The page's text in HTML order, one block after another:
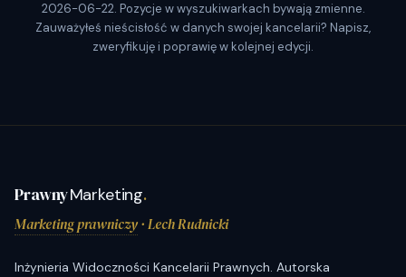
2026-06-22. Pozycje w wyszukiwarkach bywają zmienne.
Zauważyłeś nieścisłość w danych swojej kancelarii? Napisz,
zweryfikuję i poprawię w kolejnej edycji.
PrawnyMarketing.
Marketing prawniczy· Lech Rudnicki
Inżynieria Widoczności Kancelarii Prawnych. Autorska